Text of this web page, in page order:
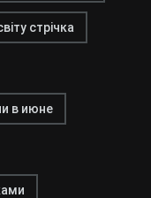
стрічка
в июне